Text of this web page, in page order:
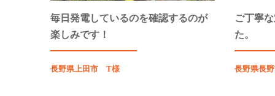
毎日発電しているのを確認するのが
楽しみです！
長野県上田市 T様
ご丁寧
た。
長野県長